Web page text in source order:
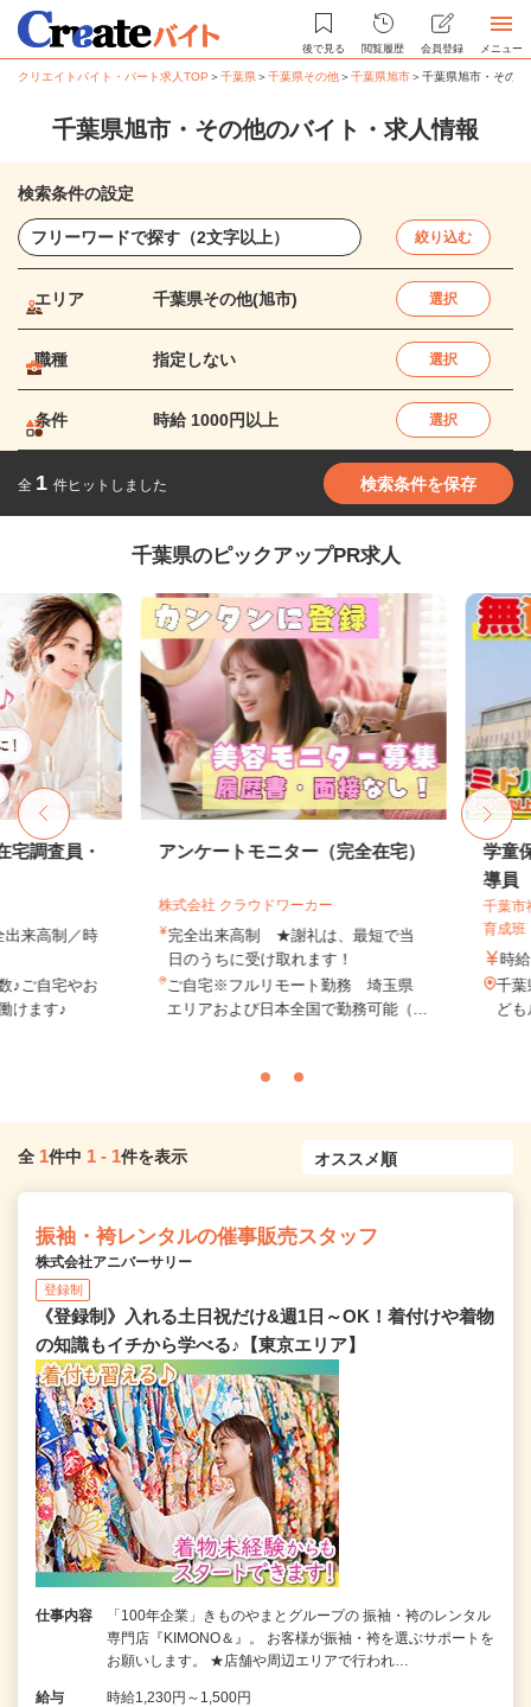
後で見る 閲覧履歴 会員登録 メニュー
クリエイトバイト・パート求人TOP ＞千葉県＞千葉県その他＞千葉県旭市＞千葉県旭市・その
千葉県旭市・その他のバイト・求人情報
検索条件の設定
絞り込む
エリア 千葉県その他(旭市) 選択
職種 指定しない 選択
条件 時給 1000円以上 選択
全 1 件ヒットしました 検索条件を保存
千葉県のピックアップPR求人
査員・
高制／時
宅やお
す♪
アンケートモニター（完全在宅）
株式会社 クラウドワーカー
完全出来高制 ★謝礼は、最短で当
日のうちに受け取れます！
ご自宅※フルリモート勤務 埼玉県
エリアおよび日本全国で勤務可能（...
学童保
導員
千葉市社
育成班
時給
千葉県
どもル
全 1件中 1 - 1件を表示
振袖・袴レンタルの催事販売スタッフ
株式会社アニバーサリー
登録制
《登録制》入れる土日祝だけ&週1日～OK！着付けや着物
の知識もイチから学べる♪【東京エリア】
仕事内容
「100年企業」きものやまとグループの 振袖・袴のレンタル
専門店『KIMONO＆』。 お客様が振袖・袴を選ぶサポートを
お願いします。 ★店舗や周辺エリアで行われ…
給与 時給1,230円～1,500円